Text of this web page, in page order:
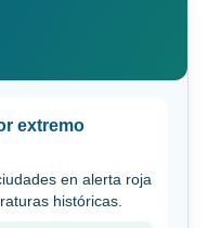
extremo
en alerta roja
históricas.